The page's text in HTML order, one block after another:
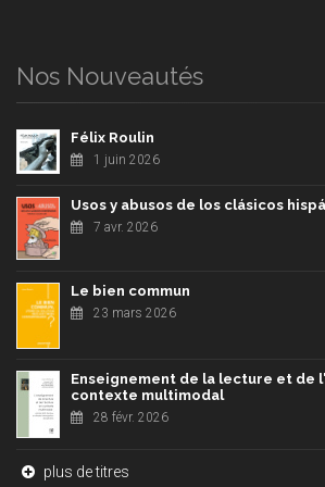
Nos Nouveautés
Félix Roulin
1 juin 2026
Usos y abusos de los clásicos
7 avr. 2026
Le bien commun
23 mars 2026
Enseignement de la lecture et de
contexte multimodal
28 févr. 2026
plus de titres